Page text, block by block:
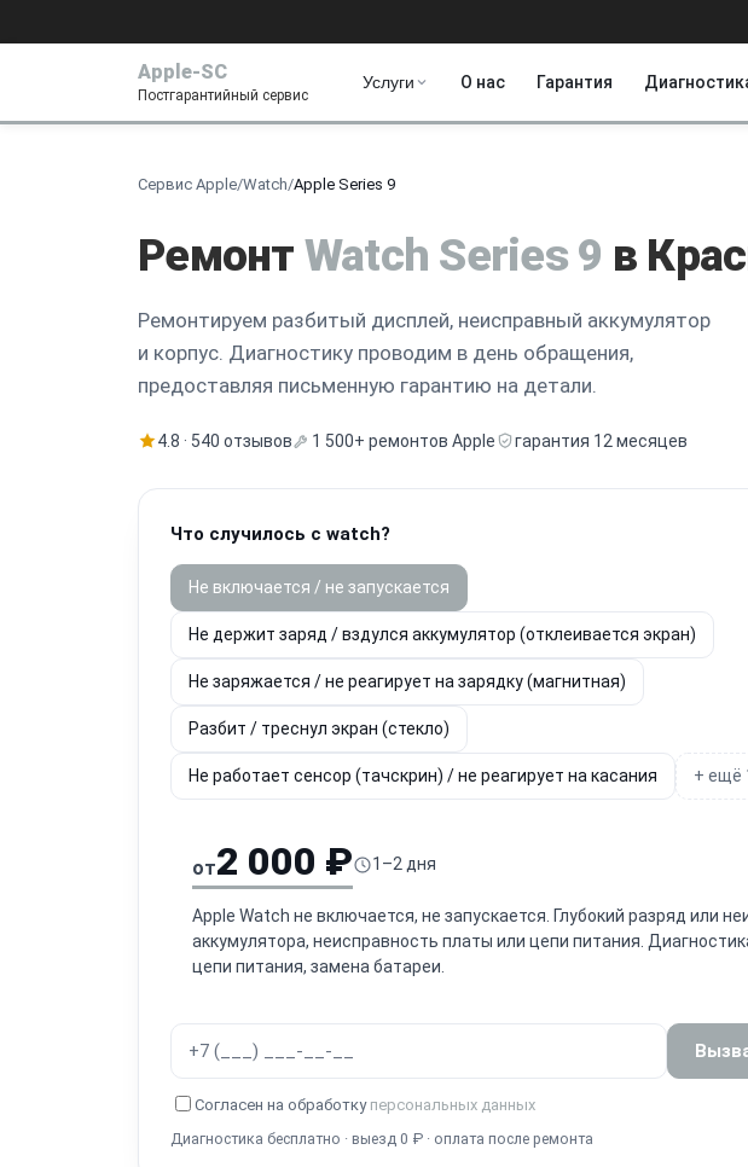
Apple-SC
Постгарантийный сервис
Услуги О нас Гарантия
Сервис Apple/Watch/Apple Series 9
Ремонт Watch Series 9 в
Ремонтируем разбитый дисплей, неисправный аккумулятор
и корпус. Диагностику проводим в день обращения,
предоставляя письменную гарантию на детали.
4.8 · 540 отзывов 1 500+ ремонтов Apple гарантия 12 месяцев
Что случилось с watch?
Не включается / не запускается
Не держит заряд / вздулся аккумулятор (отклеивается экран)
Не заряжается / не реагирует на зарядку (магнитная)
Разбит / треснул экран (стекло)
Не работает сенсор (тачскрин) / не реагирует на касания + ещё
от2 000 ₽ 1–2 дня
Apple Watch не включается, не запускается. Глубокий разряд или
аккумулятора, неисправность платы или цепи питания.
цепи питания, замена батареи.
Согласен на обработку персональных данных
Диагностика бесплатно · выезд 0 ₽ · оплата после ремонта